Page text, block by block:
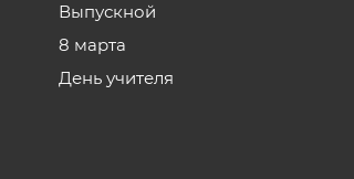
Выпускной
8 марта
День учителя